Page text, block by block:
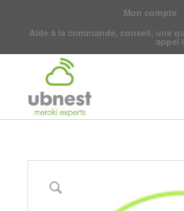
Mon compte
Aide à la commande, conseil, une
appel